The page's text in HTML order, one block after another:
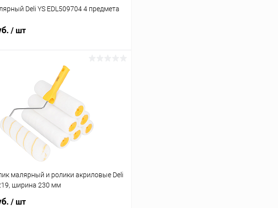
Deli YS EDL509704 4 предмета
/ шт
В корзину
В наличии
малярный и ролики акриловые Deli
ширина 230 мм
/ шт